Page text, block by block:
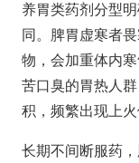
养胃类药剂分型
同。脾胃虚寒者
物，会加重体内
苦口臭的胃热人
积，频繁出现上火
长期不间断服药